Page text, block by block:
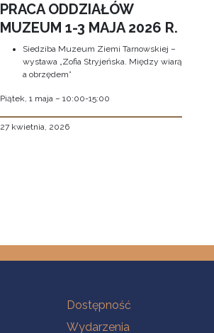
PRACA ODDZIAŁÓW
MUZEUM 1-3 MAJA 2026 R.
Siedziba Muzeum Ziemi Tarnowskiej –
wystawa „Zofia Stryjeńska. Między wiarą
a obrzędem”
Piątek, 1 maja – 10:00-15:00
27 kwietnia, 2026
Na skróty
Dostępność
Wydarzenia